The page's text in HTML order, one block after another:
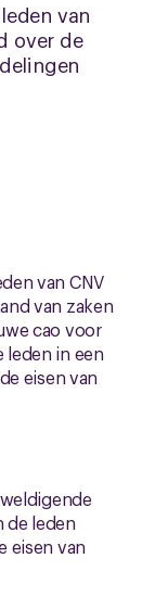
van
over de
van CNV
van zaken
cao voor
leden in een
eisen van
de leden
eisen van